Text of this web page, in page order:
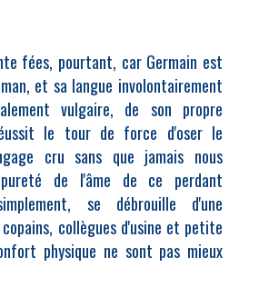
fées, pourtant, car Germain est
et sa langue involontairement
vulgaire, de son propre
le tour de force d'oser le
cru sans que jamais nous
de l'âme de ce perdant
se débrouille d'une
collègues d'usine et petite
physique ne sont pas mieux